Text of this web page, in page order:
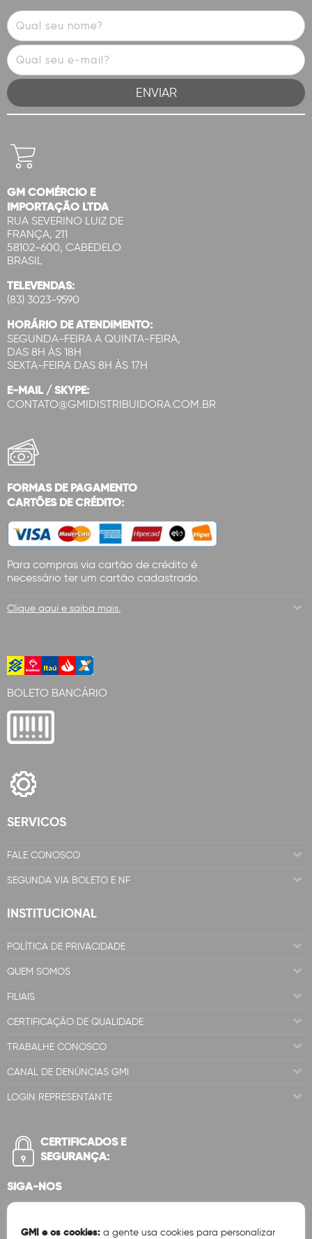
GM COMÉRCIO E
IMPORTAÇÃO LTDA
RUA SEVERINO LUIZ DE
FRANÇA, 211
58102-600, CABEDELO
BRASIL
TELEVENDAS:
(83) 3023-9590
HORÁRIO DE ATENDIMENTO:
SEGUNDA-FEIRA A QUINTA-FEIRA,
DAS 8H ÀS 18H
SEXTA-FEIRA DAS 8H ÀS 17H
E-MAIL / SKYPE:
CONTATO@GMIDISTRIBUIDORA.COM.BR
FORMAS DE PAGAMENTO
CARTÕES DE CRÉDITO:
Para compras via cartão de crédito é
necessário ter um cartão cadastrado.
Clique aqui e saiba mais.
BOLETO BANCÁRIO
SERVICOS
FALE CONOSCO
SEGUNDA VIA BOLETO E NF
INSTITUCIONAL
POLÍTICA DE PRIVACIDADE
QUEM SOMOS
FILIAIS
CERTIFICAÇÃO DE QUALIDADE
TRABALHE CONOSCO
CANAL DE DENÚNCIAS GMI
LOGIN REPRESENTANTE
CERTIFICADOS E
SEGURANÇA:
SIGA-NOS
GMI e os cookies: a gente usa cookies para personalizar